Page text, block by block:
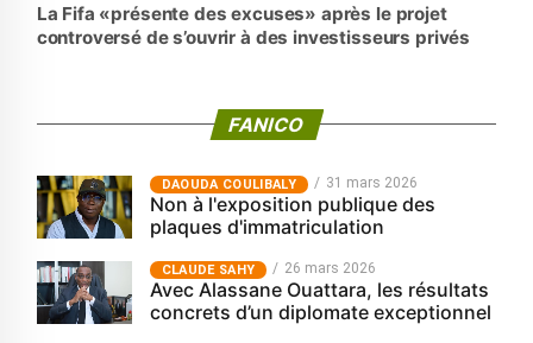
La Fifa «présente des excuses» après le projet
controversé de s’ouvrir à des investisseurs privés
FANICO
‎DAOUDA COULIBALY 31 mars 2026
Non à l'exposition publique des
plaques d'immatriculation
CLAUDE SAHY 26 mars 2026
Avec Alassane Ouattara, les résultats
concrets d’un diplomate exceptionnel